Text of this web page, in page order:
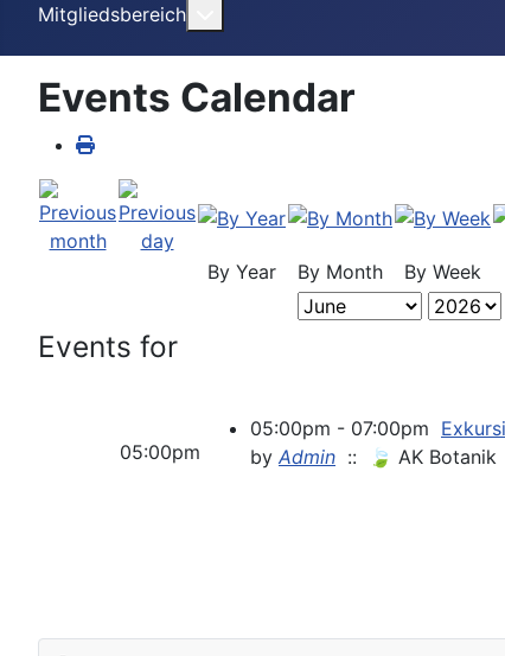
Mitgliedsbereich
Events Calendar
By Year By Month By Week
Events for
05:00pm
05:00pm - 07:00pm
by Admin :: 🍃 AK Botanik